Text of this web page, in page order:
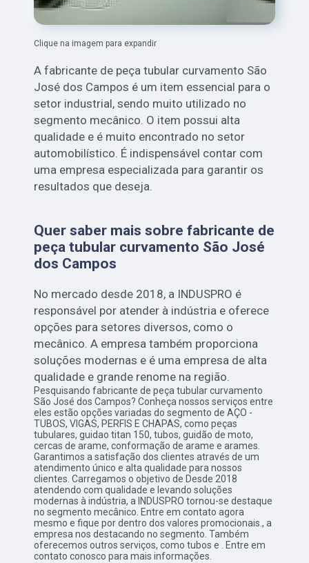
Clique na imagem para expandir
A fabricante de peça tubular curvamento São
José dos Campos é um item essencial para o
setor industrial, sendo muito utilizado no
segmento mecânico. O item possui alta
qualidade e é muito encontrado no setor
automobilístico. É indispensável contar com
uma empresa especializada para garantir os
resultados que deseja.
Quer saber mais sobre fabricante de
peça tubular curvamento São José
dos Campos
No mercado desde 2018, a INDUSPRO é
responsável por atender à indústria e oferece
opções para setores diversos, como o
mecânico. A empresa também proporciona
soluções modernas e é uma empresa de alta
qualidade e grande renome na região.
Pesquisando fabricante de peça tubular curvamento
São José dos Campos? Conheça nossos serviços entre
eles estão opções variadas do segmento de AÇO -
TUBOS, VIGAS, PERFIS E CHAPAS, como peças
tubulares, guidao titan 150, tubos, guidão de moto,
cercas de arame, conformação de arame e arames.
Garantimos a satisfação dos clientes através de um
atendimento único e alta qualidade para nossos
clientes. Carregamos o objetivo de Desde 2018
atendendo com qualidade e levando soluções
modernas à indústria, a INDUSPRO tornou-se destaque
no segmento mecânico. Entre em contato agora
mesmo e fique por dentro dos valores promocionais., a
empresa nos destacando no segmento. Também
oferecemos outros serviços, como tubos e . Entre em
contato conosco para mais informações.